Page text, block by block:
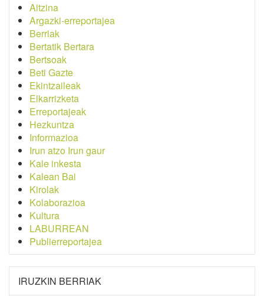
Aitzina
Argazki-erreportajea
Berriak
Bertatik Bertara
Bertsoak
Beti Gazte
Ekintzaileak
Elkarrizketa
Erreportajeak
Hezkuntza
Informazioa
Irun atzo Irun gaur
Kale inkesta
Kalean Bai
Kirolak
Kolaborazioa
Kultura
LABURREAN
Publierreportajea
IRUZKIN BERRIAK